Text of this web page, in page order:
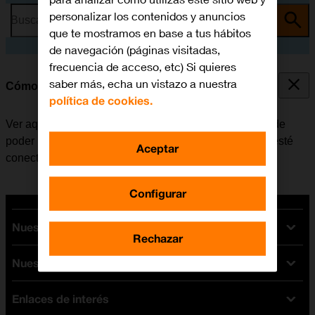
Busca por problema o tema
Cómo leer un MMS
Ver aquí cómo leer un MMS en el Apple Watch. Antes de
poder leer un MMS, es necesario que el Apple Watch esté
conectado al móvil.
Nuestras tarifas
Tarifas Orange
Tarifas fibra y móvil
Tarifas móviles
Nuestros dispositivos
Ofertas en móviles
Enlaces de interés
personalizar los contenidos y anuncios
que te mostramos en base a tus hábitos
de navegación (páginas visitadas,
frecuencia de acceso, etc) Si quieres
saber más, echa un vistazo a nuestra
política de cookies.
Configurar
Rechazar
Aceptar